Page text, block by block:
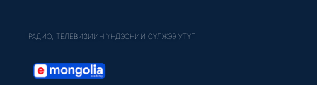
РАДИО, ТЕЛЕВИЗИЙН ҮНДЭСНИЙ СҮЛЖЭЭ УТҮГ